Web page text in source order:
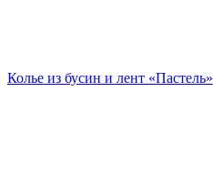
Колье из бусин и лент «Пастель»